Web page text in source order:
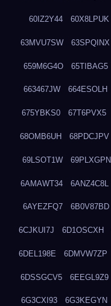
60IZ2Y44 60X8LPUK
63MVU7SW 63SPQINX
659M6G4O 65TIBAG5
663467JW 664ESOLH
675YBKS0 67T6PVX5
68OMB6UH 68PDCJPV
69LSOT1W 69PLXGPN
6AMAWT34 6ANZ4C8L
6AYEZFQ7 6B0V87BD
6CJKUI7J 6D1OSCXH
6DEL198E 6DMVW7ZP
6DSSGCV5 6EEGL9Z9
6G3CXI93 6G3KEGYN